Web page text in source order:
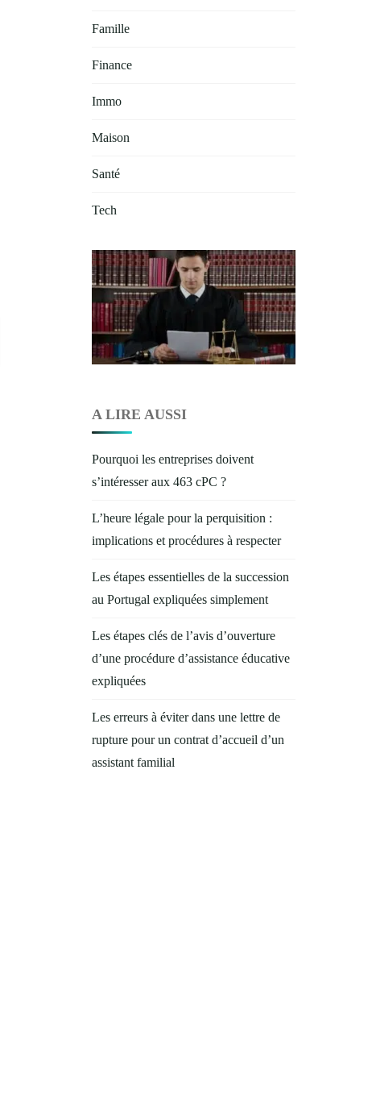
Famille
Finance
Immo
Maison
Santé
Tech
A LIRE AUSSI
Pourquoi les entreprises doivent
s’intéresser aux 463 cPC ?
L’heure légale pour la perquisition :
implications et procédures à respecter
Les étapes essentielles de la succession
au Portugal expliquées simplement
Les étapes clés de l’avis d’ouverture
d’une procédure d’assistance éducative
expliquées
Les erreurs à éviter dans une lettre de
rupture pour un contrat d’accueil d’un
assistant familial